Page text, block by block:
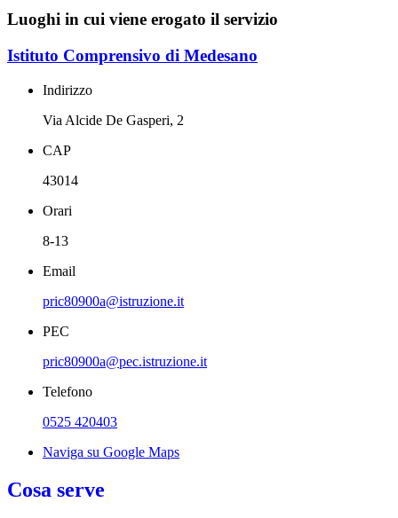
Luoghi in cui viene erogato il servizio
Istituto Comprensivo di Medesano
Indirizzo
Via Alcide De Gasperi, 2
CAP
43014
Orari
8-13
Email
pric80900a@istruzione.it
PEC
pric80900a@pec.istruzione.it
Telefono
0525 420403
Naviga su Google Maps
Cosa serve